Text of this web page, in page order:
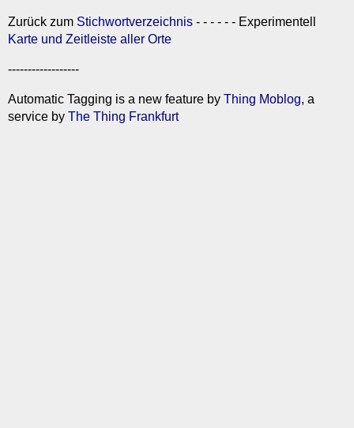
Zurück zum Stichwortverzeichnis - - - - - - Experimentell
Karte und Zeitleiste aller Orte
------------------
Automatic Tagging is a new feature by Thing Moblog, a
service by The Thing Frankfurt